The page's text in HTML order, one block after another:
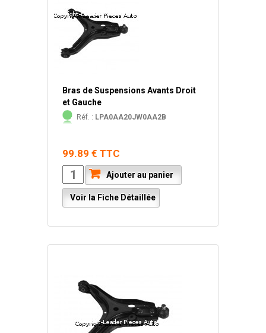
Bras de Suspensions Avants Droit
et Gauche
Réf. : LPA0AA20JW0AA2B
99.89 € TTC
Ajouter au panier
Voir la Fiche Détaillée